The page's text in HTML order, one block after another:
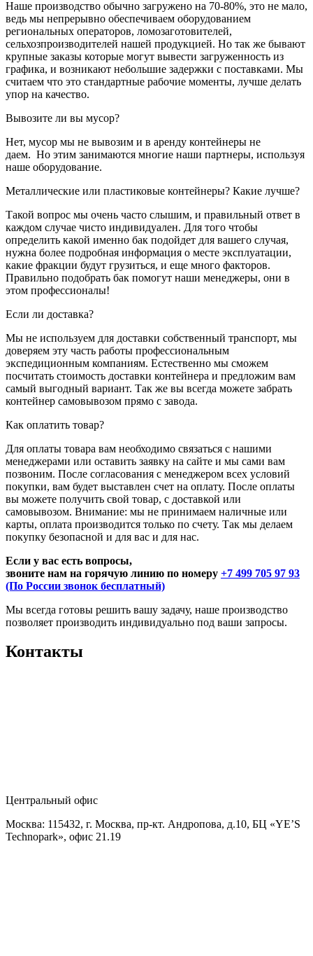
Наше производство обычно загружено на 70-80%, это не мало,
ведь мы непрерывно обеспечиваем оборудованием
региональных операторов, ломозаготовителей,
сельхозпроизводителей нашей продукцией. Но так же бывают
крупные заказы которые могут вывести загруженность из
графика, и возникают небольшие задержки с поставками. Мы
считаем что это стандартные рабочие моменты, лучше делать
упор на качество.
Вывозите ли вы мусор?
Нет, мусор мы не вывозим и в аренду контейнеры не
даем. Но этим занимаются многие наши партнеры, используя
наше оборудование.
Металлические или пластиковые контейнеры? Какие лучше?
Такой вопрос мы очень часто слышим, и правильный ответ в
каждом случае чисто индивидуален. Для того чтобы
определить какой именно бак подойдет для вашего случая,
нужна более подробная информация о месте эксплуатации,
какие фракции будут грузиться, и еще много факторов.
Правильно подобрать бак помогут наши менеджеры, они в
этом профессионалы!
Если ли доставка?
Мы не используем для доставки собственный транспорт, мы
доверяем эту часть работы профессиональным
экспедиционным компаниям. Естественно мы сможем
посчитать стоимость доставки контейнера и предложим вам
самый выгодный вариант. Так же вы всегда можете забрать
контейнер самовывозом прямо с завода.
Как оплатить товар?
Для оплаты товара вам необходимо связаться с нашими
менеджерами или оставить заявку на сайте и мы сами вам
позвоним. После согласования с менеджером всех условий
покупки, вам будет выставлен счет на оплату. После оплаты
вы можете получить свой товар, с доставкой или
самовывозом. Внимание: мы не принимаем наличные или
карты, оплата производится только по счету. Так мы делаем
покупку безопасной и для вас и для нас.
Если у вас есть вопросы,
звоните нам на горячую линию по номеру +7 499 705 97 93
(По России звонок бесплатный)
Мы всегда готовы решить вашу задачу, наше производство
позволяет производить индивидуально под ваши запросы.
Контакты
Центральный офис
Москва: 115432, г. Москва, пр-кт. Андропова, д.10, БЦ «YE’S
Technopark», офис 21.19